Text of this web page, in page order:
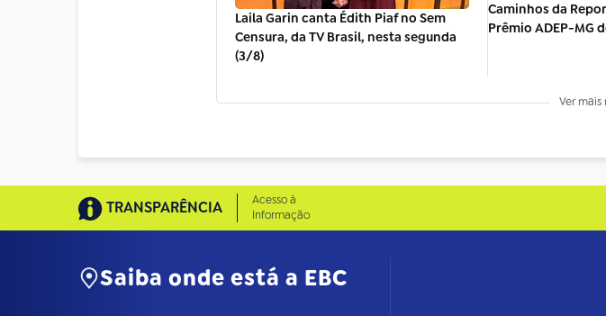
Laila Garin canta Édith Piaf no Sem
Censura, da TV Brasil, nesta segunda
(3/8)
Caminhos da
Prêmio ADEP-MG
Ver mais
TRANSPARÊNCIA
Acesso à
Informação
Saiba onde está a EBC